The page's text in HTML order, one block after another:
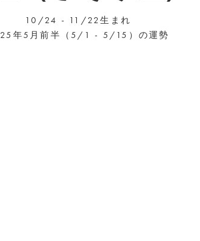
10/24 - 11/22生まれ
年5月前半（5/1 - 5/15）の運勢